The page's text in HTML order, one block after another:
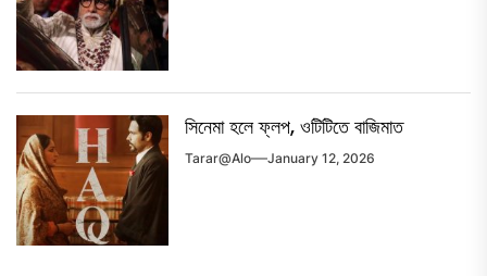
সিনেমা হলে ফ্লপ, ওটিটিতে বাজিমাত
Tarar@alo January 12, 2026